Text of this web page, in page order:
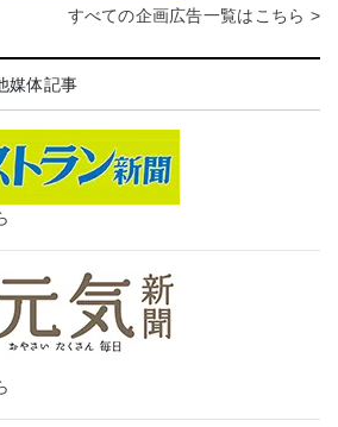
すべての企画広告一覧はこちら >
媒体記事